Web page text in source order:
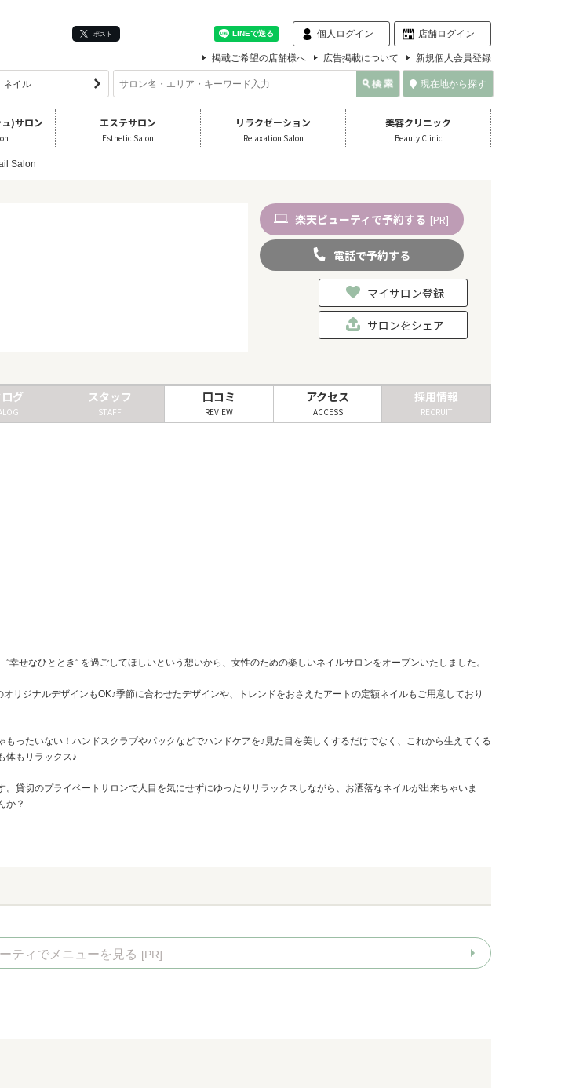
ポスト 個人ログイン 店舗ログイン
掲載ご希望の店舗様へ 広告掲載について 新規個人会員登録
現在地から探す
)サロン エステサロン
Esthetic Salon
リラクゼーション
Relaxation Salon
美容クリニック
Beauty Clinic
Salon
楽天ビューティ で予約する [PR]
電話で予約する
マイサロン登録
サロンをシェア
グ スタッフ
STAFF
口コミ
REVIEW
アクセス
ACCESS
採用情報
RECRUIT
せなひととき” を過ごしてほしいという想いから、女性のための楽しいネイルサロンをオープンいたしました。
ジナルデザインもOK♪季節に合わせたデザインや、トレンドをおさえたアートの定額ネイルもご用意しており
ったいない！ハンドスクラブやパックなどでハンドケアを♪見た目を美しくするだけでなく、これから生えてくる
体もリラックス♪
貸切のプライベートサロンで人目を気にせずにゆったりリラックスしながら、お洒落なネイルが出来ちゃいま
か？
ティでメニューを見る [PR]